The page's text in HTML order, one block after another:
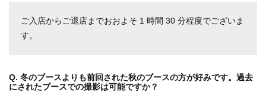
ご入店からご退店までおおよそ 1 時間 30 分程度でございま
す。
Q. 冬のブースよりも前回された秋のブースの方が好みです。過去
にされたブースでの撮影は可能ですか？